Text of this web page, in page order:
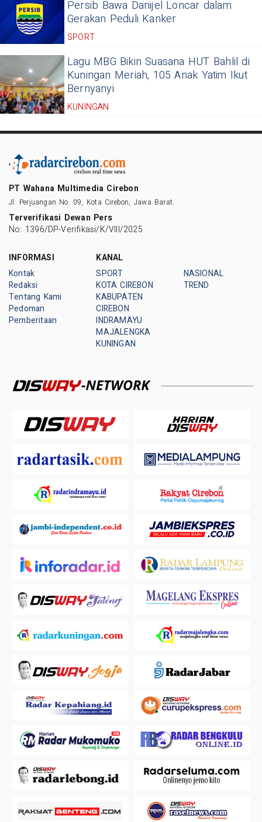
Persib Bawa Danijel Loncar dalam
Gerakan Peduli Kanker
SPORT
Lagu MBG Bikin Suasana HUT Bahlil di
Kuningan Meriah, 105 Anak Yatim Ikut
Bernyanyi
KUNINGAN
PT Wahana Multimedia Cirebon
Jl. Perjuangan No. 09, Kota Cirebon, Jawa Barat.
Terverifikasi Dewan Pers
No: 1396/DP-Verifikasi/K/VIII/2025
INFORMASI
Kontak
Redaksi
Tentang Kami
Pedoman
Pemberitaan
KANAL
SPORT
KOTA CIREBON
KABUPATEN
CIREBON
INDRAMAYU
MAJALENGKA
KUNINGAN
NASIONAL
TREND